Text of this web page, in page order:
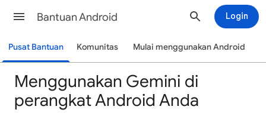
Bantuan Android Login
Pusat Bantuan Komunitas Mulai menggunakan Android
Menggunakan Gemini di
perangkat Android Anda